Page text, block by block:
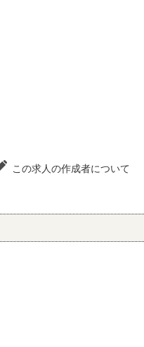
この求人の作成者について